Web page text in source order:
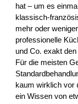
hat – um es
klassisch-
mehr oder
professionelle
und Co. exakt
Für die meisten
kaum wirklich vor
ein Wissen von